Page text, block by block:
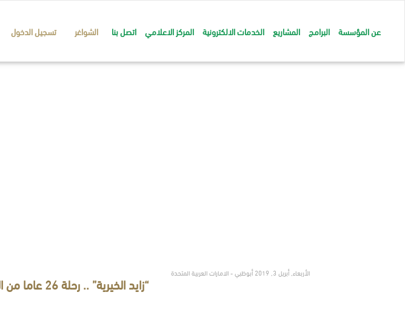
عن المؤسسة البرامج المشاريع الخدمات الالكترونية المركز الاعلامي اتصل بنا الشواغر تسجيل الدخول
الأربعاء, أبريل 3, 2019 أبوظبي - الامارات العربية المتحدة “زايد الخيرية” .. رحلة 26 عاما من العطاء الإنساني من الإمارات للعالم